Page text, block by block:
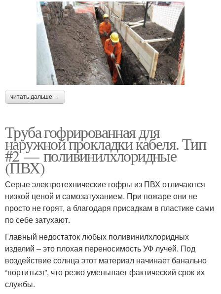
читать дальше →
Труба гофрированная для
наружной прокладки кабеля. Тип
#2 — поливинилхлоридные
(ПВХ)
Серые электротехнические гофры из ПВХ отличаются
низкой ценой и самозатуханием. При пожаре они не
просто не горят, а благодаря присадкам в пластике сами
по себе затухают.
Главный недостаток любых поливинилхлоридных
изделий – это плохая переносимость УФ лучей. Под
воздействие солнца этот материал начинает банально
“портиться”, что резко уменьшает фактический срок их
службы.